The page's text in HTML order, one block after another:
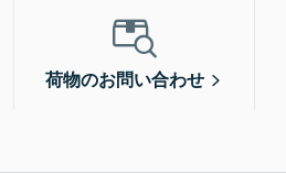
荷物のお問い合わせ